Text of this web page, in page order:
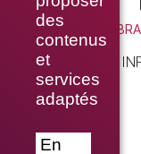
des
contenus
et
services
adaptés
En
RUE